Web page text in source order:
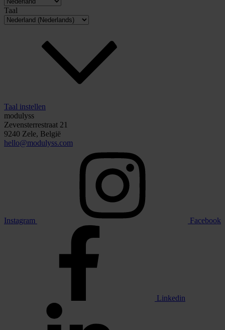
Taal
Taal instellen
modulyss
Zevensterrestraat 21
9240 Zele, België
hello@modulyss.com
Instagram Facebook
Linkedin